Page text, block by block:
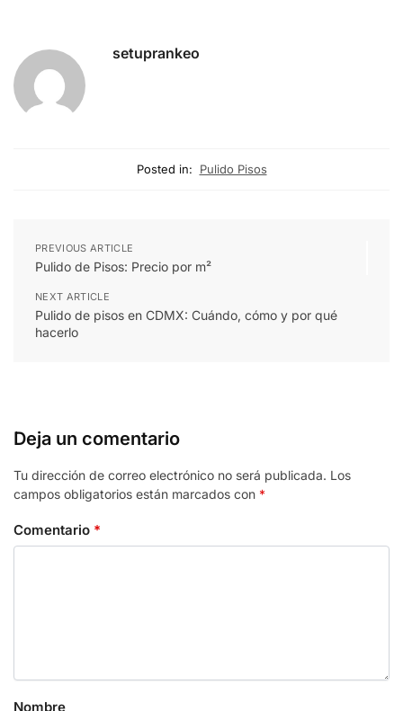
setuprankeo
Posted in: Pulido Pisos
PREVIOUS ARTICLE
Pulido de Pisos: Precio por m²
NEXT ARTICLE
Pulido de pisos en CDMX: Cuándo, cómo y por qué
hacerlo
Deja un comentario
Tu dirección de correo electrónico no será publicada. Los
campos obligatorios están marcados con *
Comentario *
Nombre